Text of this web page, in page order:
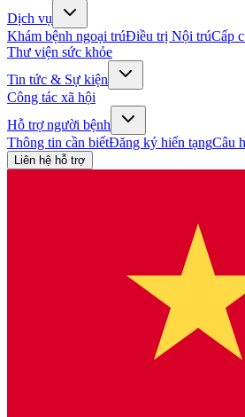
Dịch vụ
Khám bệnh ngoại trúĐiều trị Nội trúCấp
Thư viện sức khỏe
Tin tức & Sự kiện
Công tác xã hội
Hỗ trợ người bệnh
Thông tin cần biếtĐăng ký hiến tạngCâu
Liên hệ hỗ trợ